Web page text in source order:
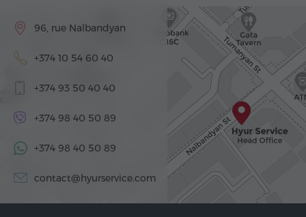
96, rue Nalbandyan
+374 10 54 60 40
+374 93 50 40 40
+374 98 40 50 89
+374 98 40 50 89
contact@hyurservice.com